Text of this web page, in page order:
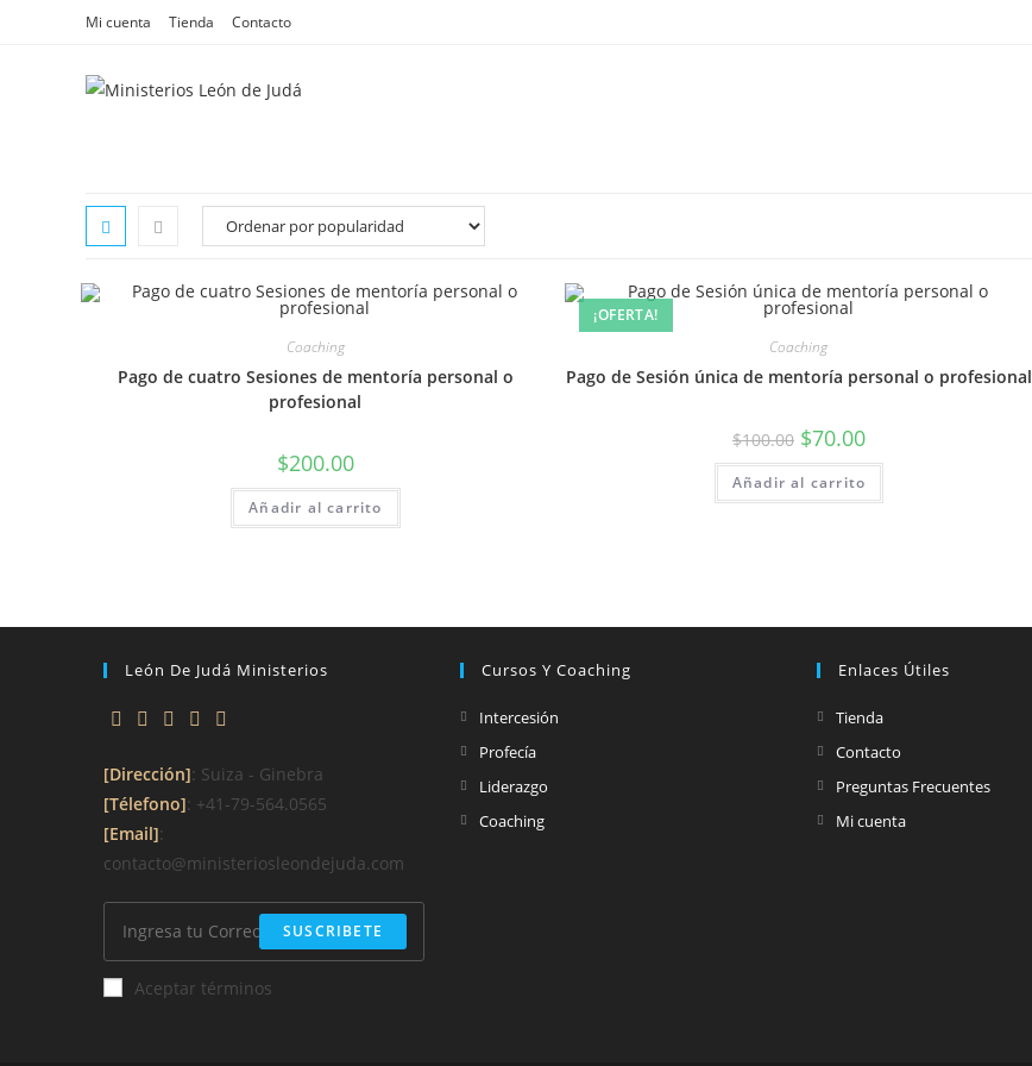
Mi cuenta Tienda Contacto
Coaching
Pago de cuatro Sesiones de mentoría personal o
profesional
$200.00
Añadir al carrito
¡OFERTA!
Coaching
Pago de Sesión única de mentoría personal o profesional
$100.00 $70.00
Añadir al carrito
León De Judá Ministerios
[Dirección]: Suiza - Ginebra
[Télefono]: +41-79-564.0565
[Email]:
contacto@ministeriosleondejuda.com
SUSCRIBETE
Aceptar términos
Cursos Y Coaching
Intercesión
Profecía
Liderazgo
Coaching
Enlaces Útiles
Tienda
Contacto
Preguntas Frecuentes
Mi cuenta